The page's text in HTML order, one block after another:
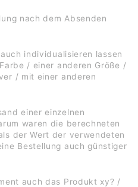
nach dem Absenden
individualisieren lassen
/ einer anderen Größe /
/ mit einer anderen
einer einzelnen
waren die berechneten
der Wert der verwendeten
Bestellung auch günstiger
auch das Produkt xy? /